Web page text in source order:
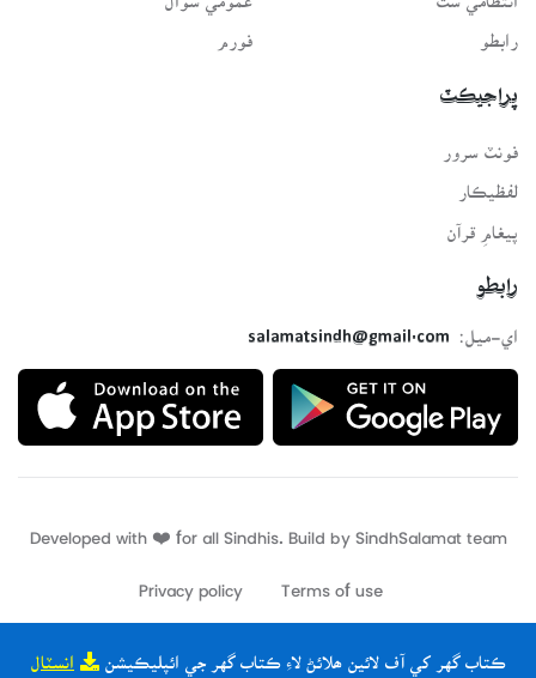
ڪتاب گهر کي آف لائين ھلائڻ لاءِ ڪتاب گهر جي ائپليڪيشن انسٽال
رابطو فورم
پراجيڪٽ
لفظيڪار
پيغامِ قرآن
رابطو
اي-ميل:
salamatsindh@gmail.com
Developed with ❤️ for all Sindhis. Build by
Terms of use